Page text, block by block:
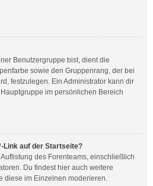
Benutzergruppe bist, dient die
sowie den Gruppenrang, der bei
festzulegen. Ein Administrator kann dir
im persönlichen Bereich
Link auf der Startseite?
des Forenteams, einschließlich
Du findest hier auch weitere
diese im Einzelnen moderieren.